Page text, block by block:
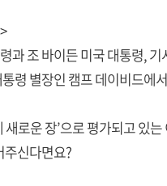
과 조 바이든 미국 대통령,
령 별장인 캠프 데이비드에
새로운 장’으로 평가되고 있
주신다면요?